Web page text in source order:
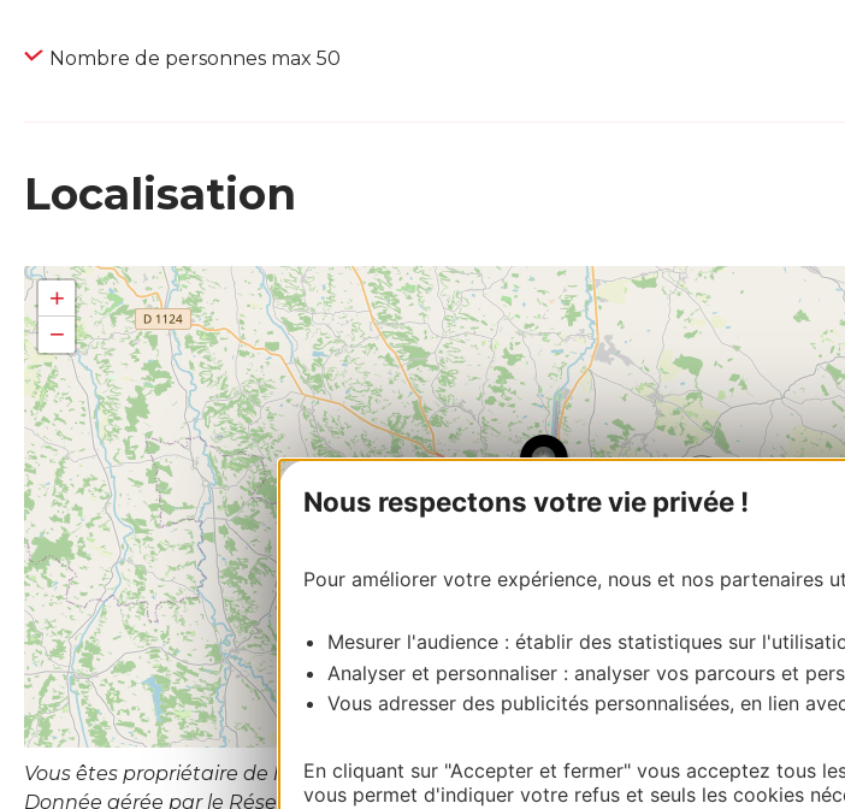
Nous respectons votre vie privée !
Pour améliorer votre expérience, nous et nos partenaires
Mesurer l'audience : établir des statistiques sur
Analyser et personnaliser : analyser vos parcours et
Vous adresser des publicités personnalisées, en lien
En cliquant sur "Accepter et fermer" vous acceptez tous
vous permet d'indiquer votre refus et seuls les cookies
Nombre de personnes max 50
Localisation
+
−
Vous êtes propriétaire de l’établissement ou le gestionnaire de cette activité?
Donnée gérée par le Réseau d’Information Touristique du Gers, merci de vous